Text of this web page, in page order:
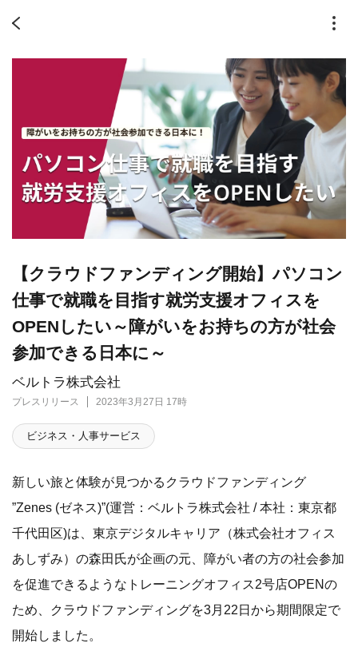
ベルトラ株式会社
プレスリリース 2023年3月27日 17時
【クラウドファンディング開始】パソコン
仕事で就職を目指す就労支援オフィスを
OPENしたい～障がいをお持ちの方が社会
参加できる日本に～
ビジネス・人事サービス
新しい旅と体験が見つかるクラウドファンディング
”Zenes (ゼネス)”(運営：ベルトラ株式会社 / 本社：東京都
千代田区)は、東京デジタルキャリア（株式会社オフィス
あしずみ）の森田氏が企画の元、障がい者の方の社会参加
を促進できるようなトレーニングオフィス2号店OPENの
ため、クラウドファンディングを3月22日から期間限定で
開始しました。